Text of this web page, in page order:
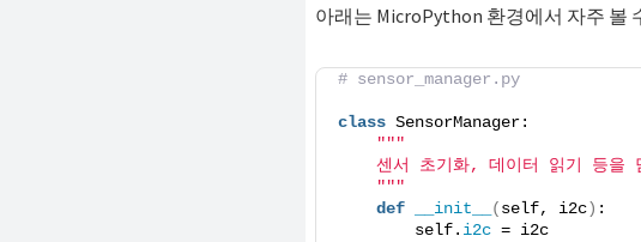
아래는 MicroPython 환경에서 자주 볼
# sensor_manager.py
class SensorManager:
"""
센서 초기화, 데이터 읽기 등을
    "
""
def
__init__ (self, i2c) :
        self.
i2c = i2c